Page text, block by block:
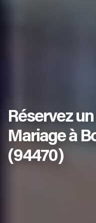
Réservez
Mariage à
(94470)